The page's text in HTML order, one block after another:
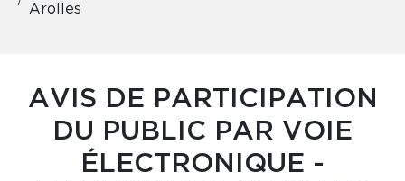
Arolles
AVIS DE PARTICIPATION
DU PUBLIC PAR VOIE
ÉLECTRONIQUE -